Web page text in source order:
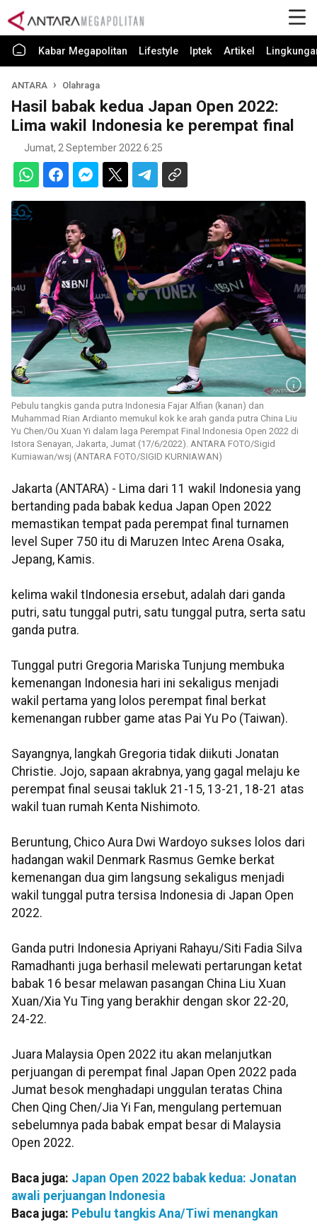
Kabar Megapolitan Lifestyle Iptek Artikel
ANTARA Olahraga
Hasil babak kedua Japan Open 2022:
Lima wakil Indonesia ke perempat final
Jumat, 2 September 2022 6:25
Pebulu tangkis ganda putra Indonesia Fajar Alfian (kanan) dan
Muhammad Rian Ardianto memukul kok ke arah ganda putra China Liu
Yu Chen/Ou Xuan Yi dalam laga Perempat Final Indonesia Open 2022 di
Istora Senayan, Jakarta, Jumat (17/6/2022). ANTARA FOTO/Sigid
Kurniawan/wsj (ANTARA FOTO/SIGID KURNIAWAN)
Jakarta (ANTARA) - Lima dari 11 wakil Indonesia yang
bertanding pada babak kedua Japan Open 2022
memastikan tempat pada perempat final turnamen
level Super 750 itu di Maruzen Intec Arena Osaka,
Jepang, Kamis.
kelima wakil tIndonesia ersebut, adalah dari ganda
putri, satu tunggal putri, satu tunggal putra, serta satu
ganda putra.
Tunggal putri Gregoria Mariska Tunjung membuka
kemenangan Indonesia hari ini sekaligus menjadi
wakil pertama yang lolos perempat final berkat
kemenangan rubber game atas Pai Yu Po (Taiwan).
Sayangnya, langkah Gregoria tidak diikuti Jonatan
Christie. Jojo, sapaan akrabnya, yang gagal melaju ke
perempat final seusai takluk 21-15, 13-21, 18-21 atas
wakil tuan rumah Kenta Nishimoto.
Beruntung, Chico Aura Dwi Wardoyo sukses lolos dari
hadangan wakil Denmark Rasmus Gemke berkat
kemenangan dua gim langsung sekaligus menjadi
wakil tunggal putra tersisa Indonesia di Japan Open
2022.
Ganda putri Indonesia Apriyani Rahayu/Siti Fadia Silva
Ramadhanti juga berhasil melewati pertarungan ketat
babak 16 besar melawan pasangan China Liu Xuan
Xuan/Xia Yu Ting yang berakhir dengan skor 22-20,
24-22.
Juara Malaysia Open 2022 itu akan melanjutkan
perjuangan di perempat final Japan Open 2022 pada
Jumat besok menghadapi unggulan teratas China
Chen Qing Chen/Jia Yi Fan, mengulang pertemuan
sebelumnya pada babak empat besar di Malaysia
Open 2022.
Baca juga: Japan Open 2022 babak kedua: Jonatan
awali perjuangan Indonesia
Baca juga: Pebulu tangkis Ana/Tiwi menangkan